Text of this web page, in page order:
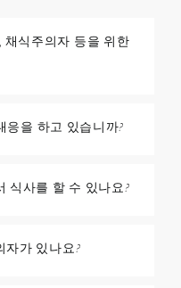
채식주의자 등을 위한
응을 하고 있습니까?
식사를 할 수 있나요?
자가 있나요?